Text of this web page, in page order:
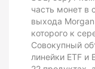
часть монет в
выхода
которого к
Совокупный
линейки ETF